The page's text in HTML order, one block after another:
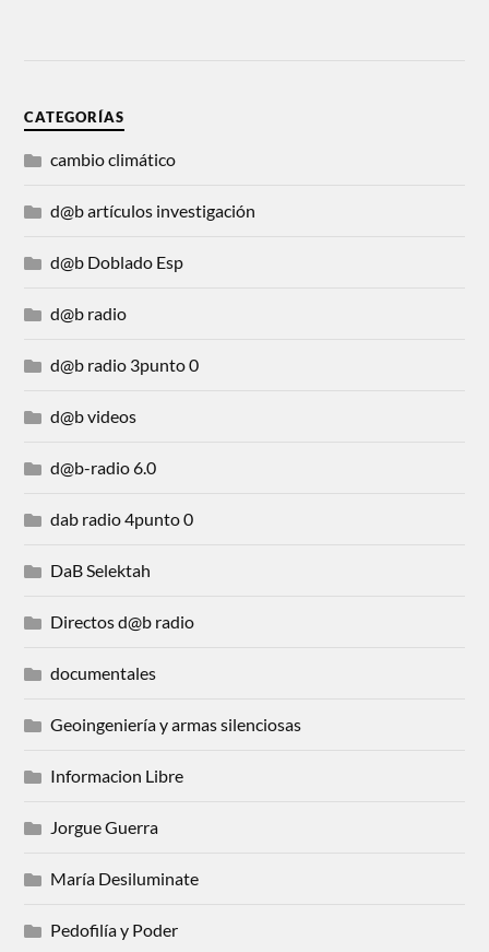
CATEGORÍAS
cambio climático
d@b artículos investigación
d@b Doblado Esp
d@b radio
d@b radio 3punto 0
d@b videos
d@b-radio 6.0
dab radio 4punto 0
DaB Selektah
Directos d@b radio
documentales
Geoingeniería y armas silenciosas
Informacion Libre
Jorgue Guerra
María Desiluminate
Pedofilía y Poder